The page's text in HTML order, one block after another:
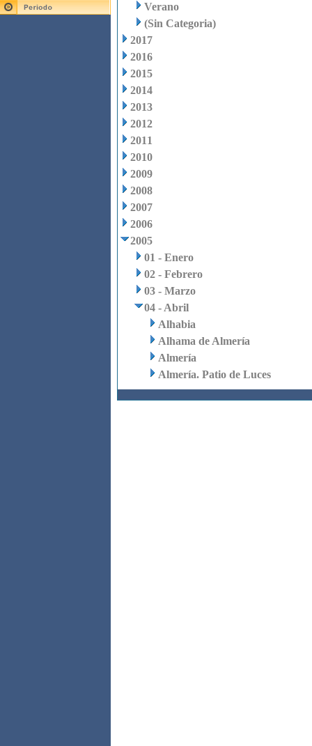
Verano
(Sin Categoria)
2017
2016
2015
2014
2013
2012
2011
2010
2009
2008
2007
2006
2005
01 - Enero
02 - Febrero
03 - Marzo
04 - Abril
Alhabia
Alhama de Almería
Almería
Almería. Patio de Luces